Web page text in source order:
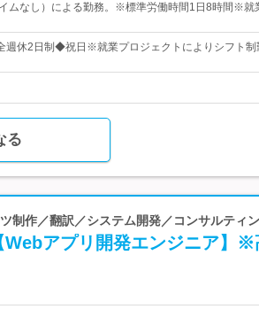
ムなし）による勤務。※標準労働時間1日8時間※就
週休2日制◆祝日※就業プロジェクトによりシフト制
る
制作／翻訳／システム開発／コンサルティ
Webアプリ開発エンジニア】※